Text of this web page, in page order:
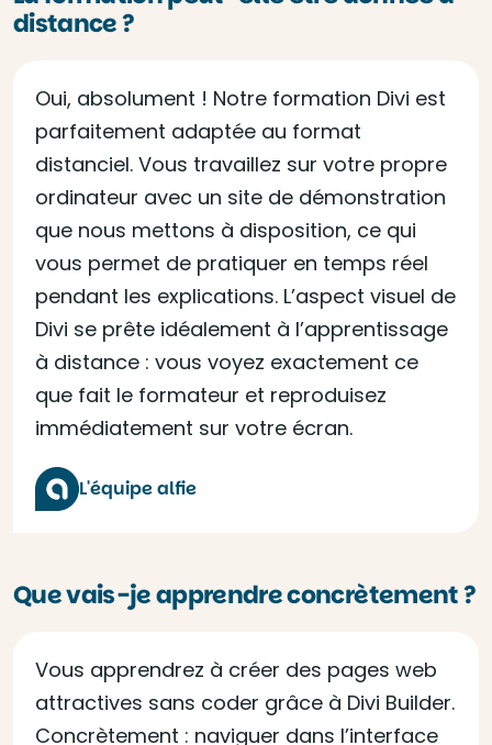
distance ?
Oui, absolument ! Notre formation Divi est
parfaitement adaptée au format
distanciel. Vous travaillez sur votre propre
ordinateur avec un site de démonstration
que nous mettons à disposition, ce qui
vous permet de pratiquer en temps réel
pendant les explications. L’aspect visuel de
Divi se prête idéalement à l’apprentissage
à distance : vous voyez exactement ce
que fait le formateur et reproduisez
immédiatement sur votre écran.
L'équipe alfie
Que vais-je apprendre concrètement ?
Vous apprendrez à créer des pages web
attractives sans coder grâce à Divi Builder.
Concrètement : naviguer dans l’interface